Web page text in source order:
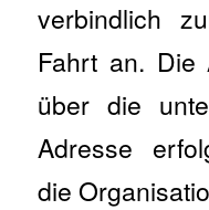
verbindlich
Fahrt an. Die
über die
Adresse
die